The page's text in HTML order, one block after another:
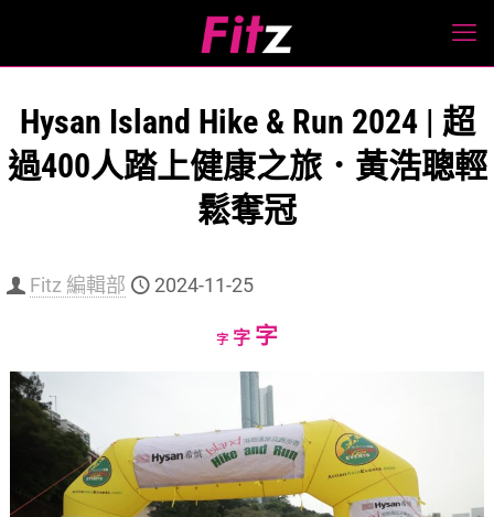
Hysan Island Hike & Run 2024 | 超
過400人踏上健康之旅．黃浩聰輕
鬆奪冠
Fitz 編輯部 2024-11-25
字Decrease
size.
字Reset
size.
字Increase